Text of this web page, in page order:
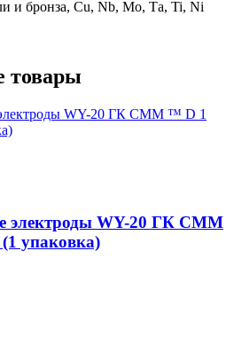
и бронза, Cu, Nb, Мо, Та, Ti, Ni
товары
электроды WY-20 ГК СММ
упаковка)